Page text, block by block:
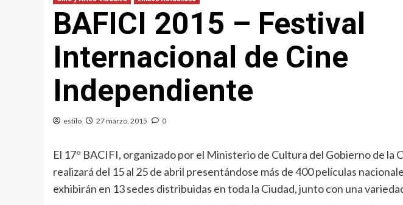
BAFICI 2015 – Festival
Internacional de Cine
Independiente
estilo 27 marzo, 2015 0
El 17° BACIFI, organizado por el Ministerio de Cultura del Gobierno de la
realizará del 15 al 25 de abril presentándose más de 400 películas
exhibirán en 13 sedes distribuidas en toda la Ciudad, junto con una